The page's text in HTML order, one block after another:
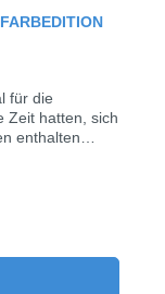
5 Sternen
für die
Zeit hatten, sich
enthalten